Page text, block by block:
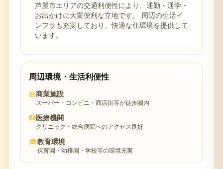
芦屋市エリアの交通利便性により、通勤・通学・
お出かけに大変便利な立地です。 周辺の生活イ
ンフラも充実しており、快適な住環境を提供して
います。
周辺環境・生活利便性
🏪商業施設
スーパー・コンビニ・商店街等が徒歩圏内
🏥医療機関
クリニック・総合病院へのアクセス良好
🎓教育環境
保育園・幼稚園・学校等の環境充実